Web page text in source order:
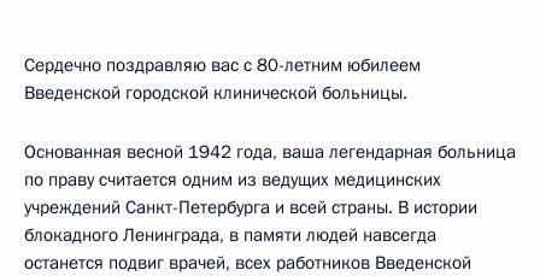
Сердечно поздравляю вас с 80-летним юбилеем
Введенской городской клинической больницы.
Основанная весной 1942 года, ваша легендарная больница
по праву считается одним из ведущих медицинских
учреждений Санкт-Петербурга и всей страны. В истории
блокадного Ленинграда, в памяти людей навсегда
останется подвиг врачей, всех работников Введенской